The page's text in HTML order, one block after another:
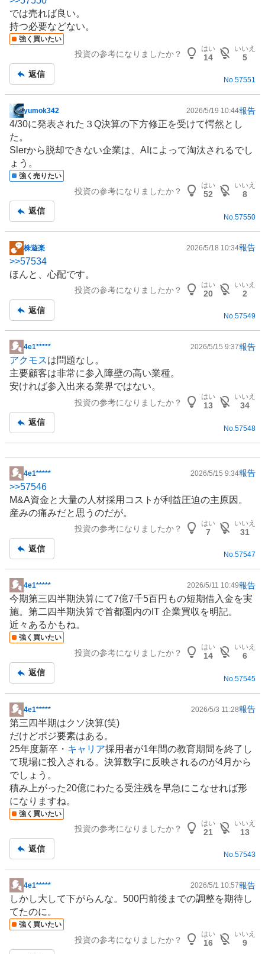
示
板
記
事
では売れば良い。
持つ必要などない。
強く買いたい
投資の参考になりましたか？
はい
14
いいえ
5
返信
No.57551
掲
示
板
記
事
yumok342 2026/5/19 10:44報告
4/30に発表された３Q決算の下方修正を受けて愕然とし
た。
Slerから脱却できない企業は、AIによって淘汰されるでし
ょう。
強く売りたい
投資の参考になりましたか？
はい
52
いいえ
8
返信
No. 57550
掲
示
板
株遊楽 2026/5/18 10:34報告
>>57534
ほんと、心配です。
投資の参考になりましたか？
はい
20
いいえ
2
返信
No.57549
掲
示
板
記
4e1***** 2026/5/15 9:37報告
アクモスは問題なし。
主要顧客は非常に参入障壁の高い業種。
安ければ参入出来る業界ではない。
投資の参考になりましたか？
はい
13
いいえ
34
返信
No. 57548
掲
示
板
記
4e1***** 2026/5/15 9:34報告
>>57546
M&A資金と大量の人材採用コストが利益圧迫の主原因。
産みの痛みだと思うのだが。
投資の参考になりましたか？
はい
7
いいえ
31
返信
No.57547
掲
示
板
記
事
4e1***** 2026/5/11 10:49報告
今期第三四半期決算にて7億7千5百円もの短期借入金を実
施。第二四半期決算で首都圏内の IT 企業買収を明記。
近々あるかもね。
強く買いたい
投資の参考になりましたか？
はい
14
いいえ
6
返信
No. 57545
掲
示
板
記
事
4e1***** 2026/5/3 11:28報告
第三四半期はクソ決算(笑)
だけどポジ要素はある。
25年度新卒・ キャリア採用者が1年間の教育期間を終了し
て現場に投入される。決算数字に反映されるのが4月から
でしょう。
積み上がった20億にわたる受注残を早急にこなせれば形
になりますね。
強く買いたい
投資の参考になりましたか？
はい
21
いいえ
13
返信
No.57543
掲
示
板
記
4e1***** 2026/5/1 10:57報告
しかし大して下がらんな。500円前後までの調整を期待し
てたのに。
強く買いたい
投資の参考になりましたか？
はい
16
いいえ
9